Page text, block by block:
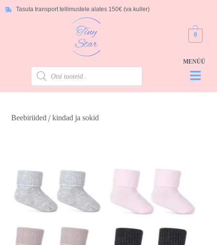
Tasuta transport tellimustele alates 150€ (va kuller)
0
Beebiriided/kindad ja sokid